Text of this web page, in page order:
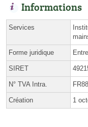
Informations
Services
Forme juridique
SIRET
N° TVA Intra.
Création 1